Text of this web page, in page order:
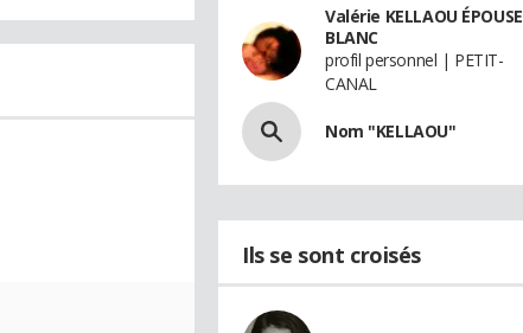
Valérie KELLAOU ÉPOUSE
BLANC
profil personnel | PETIT-
CANAL
Nom "KELLAOU"
Ils se sont croisés